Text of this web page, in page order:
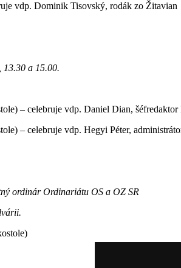
vdp. Dominik Tisovský, rodák zo Žitavian
13.30 a 15.00.
– celebruje vdp. Daniel Dian, šéfredaktor
– celebruje vdp. Hegyi Péter,
ordinár Ordinariátu OS a OZ SR